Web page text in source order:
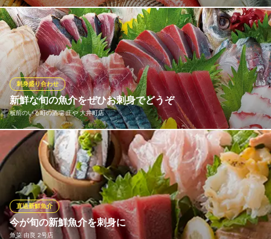
「ここの魚は旨い」と多くの魚好きを魅了する当店の鮮魚。確か
な目利きで仕入れる厳選の海の幸は、まさに獲れたての美味しさ
そのもの。そんな新鮮な海の恵みが毎日、日替りで登場。お刺身
をメインに、食材味溢れるスタイルで調理した一品料理も、是非
味わっていただきたい逸品です。
まかないや 青物横丁店
美味しい魚と厳選日本酒
京急本線青物横丁駅 徒歩1分
東京都品川区南品川2-5-6 古屋ビル1F
新鮮な旬の魚介をぜひお刺身でどうぞ
板前のいる町の酒場 庄や 大井町店
刺身盛り合わせ
「庄や」と言えば、何と言っても魚介！魚介類は全国各地から旬
のものを目利きのある専門スタッフが厳選し、仕入れを行ってお
ります！そんな新鮮な魚の美味しさを楽しむなら、やっぱり刺身
がオススメ。単品ものから豪快な盛り合わせまで幅広くご用意し
ております。新鮮な海の幸を、ぜひ当店でご堪能ください。
板前のいる町の酒場 庄や 大井町店
今が旬の新鮮魚介を刺身に
魚菜 由良 2号店
直送新鮮魚介